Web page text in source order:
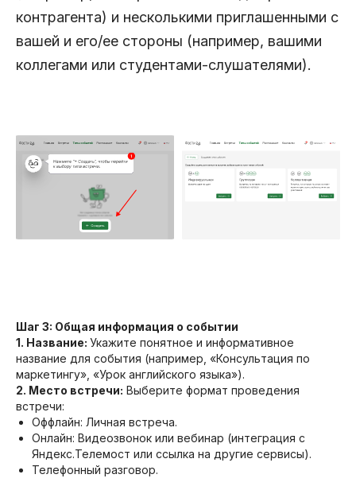
контрагента) и несколькими приглашенными с
вашей и его/ее стороны (например, вашими
коллегами или студентами-слушателями).
Шаг 3: Общая информация о событии
1. Название: Укажите понятное и информативное
название для события (например, «Консультация по
маркетингу», «Урок английского языка»).
2. Место встречи: Выберите формат проведения
встречи:
Оффлайн: Личная встреча.
Онлайн: Видеозвонок или вебинар (интеграция с
Яндекс.Телемост или ссылка на другие сервисы).
Телефонный разговор.